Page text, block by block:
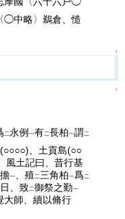
中略〉鵜倉、慥
↑
↑
二永例一有二長柏一謂二
、土貢島(○○
風土記曰、昔行基
一 、殖二三角柏一爲二
、致二御祭之勤一
大師、續以脩行